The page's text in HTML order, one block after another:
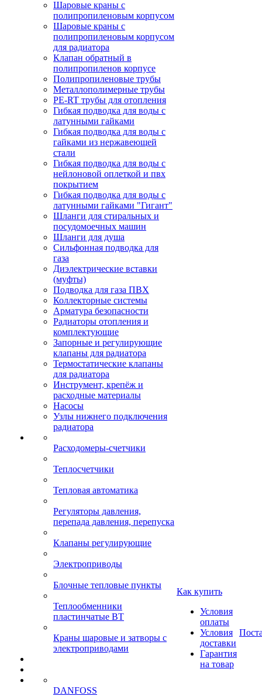
Шаровые краны с
полипропиленовым корпусом
Шаровые краны с
полипропиленовым корпусом
для радиатора
Клапан обратный в
полипропиленов корпусе
Полипропиленовые трубы
Металлополимерные трубы
PE-RT трубы для отопления
Гибкая подводка для воды с
латунными гайками
Гибкая подводка для воды с
гайками из нержавеющей
стали
Гибкая подводка для воды с
нейлоновой оплеткой и пвх
покрытием
Гибкая подводка для воды с
латунными гайками "Гигант"
Шланги для стиральных и
посудомоечных машин
Шланги для душа
Сильфонная подводка для
газа
Диэлектрические вставки
(муфты)
Подводка для газа ПВХ
Коллекторные системы
Арматура безопасности
Радиаторы отопления и
комплектующие
Запорные и регулирующие
клапаны для радиатора
Термостатические клапаны
для радиатора
Инструмент, крепёж и
расходные материалы
Насосы
Узлы нижнего подключения
радиатора
Расходомеры-счетчики
Теплосчетчики
Тепловая автоматика
Регуляторы давления,
перепада давления, перепуска
Клапаны регулирующие
Электроприводы
Блочные тепловые пункты
Теплообменники
пластинчатые ВТ
Краны шаровые и затворы с
электроприводами
DANFOSS
Как купить
Условия
оплаты
Условия
доставки
Гарантия
на товар